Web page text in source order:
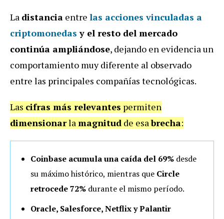
La distancia entre las acciones vinculadas a
criptomonedas y el resto del mercado
continúa ampliándose, dejando en evidencia un
comportamiento muy diferente al observado
entre las principales compañías tecnológicas.
Las cifras más relevantes permiten
dimensionarlamagnitud de esabrecha:
Coinbase acumula una caída del 69% desde
su máximo histórico, mientras que Circle
retrocede72% durante el mismo período.
Oracle, Salesforce, Netflix y Palantir